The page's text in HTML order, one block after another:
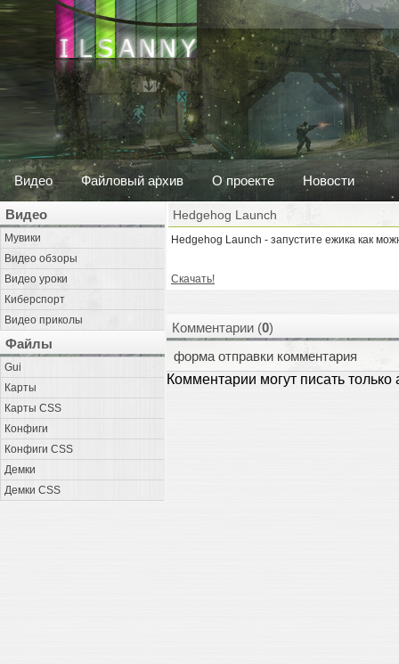
Видео Файловый архив О проекте Новости
Видео
Мувики
Видео обзоры
Видео уроки
Киберспорт
Видео приколы
Файлы
Gui
Карты
Карты CSS
Конфиги
Конфиги CSS
Демки
Демки CSS
Hedgehog Launch
Hedgehog Launch - запустите ежика как
Скачать!
Комментарии (0)
форма отправки комментария
Комментарии могут писать